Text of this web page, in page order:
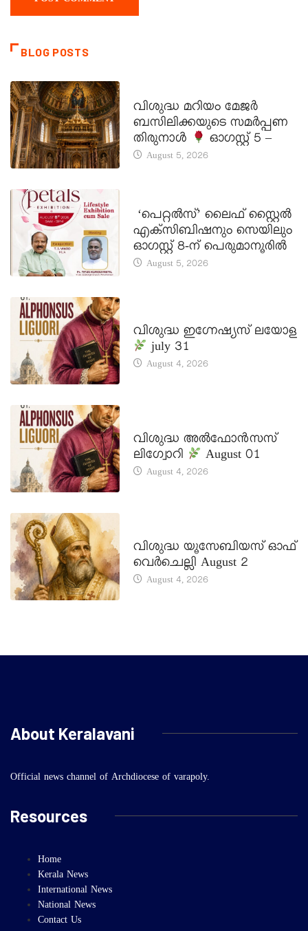
BLOG POSTS
വിശുദ്ധ മറിയം മേജർ
ബസിലിക്കയുടെ സമർപ്പണ
തിരുനാൾ
ഓഗസ്റ്റ് 5 –
August 5, 2026
‘പെറ്റൽസ്’ ലൈഫ് സ്റ്റൈൽ
എക്സിബിഷനും സെയിലും
ഓഗസ്റ്റ് 8-ന് പെരുമാനൂരിൽ
August 5, 2026
വിശുദ്ധ ഇഗ്നേഷ്യസ് ലയോള
july 31
August 4, 2026
വിശുദ്ധ അൽഫോൻസസ്
ലിഗ്വോറി
August 01
August 4, 2026
വിശുദ്ധ യൂസേബിയസ് ഓഫ്
വെർചെല്ലി August 2
August 4, 2026
About Keralavani
Official news channel of Archdiocese of varapoly.
Resources
Home
Kerala News
International News
National News
Contact Us